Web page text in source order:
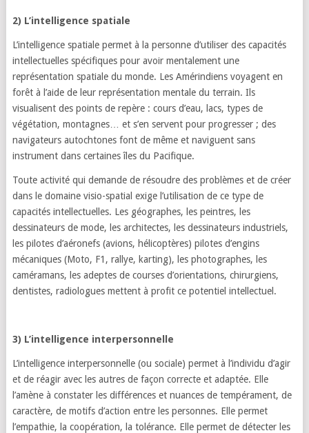
2) L’intelligence spatiale
L’intelligence spatiale permet à la personne d’utiliser des capacités
intellectuelles spécifiques pour avoir mentalement une
représentation spatiale du monde. Les Amérindiens voyagent en
forêt à l’aide de leur représentation mentale du terrain. Ils
visualisent des points de repère : cours d’eau, lacs, types de
végétation, montagnes… et s’en servent pour progresser ; des
navigateurs autochtones font de même et naviguent sans
instrument dans certaines îles du Pacifique.
Toute activité qui demande de résoudre des problèmes et de créer
dans le domaine visio-spatial exige l’utilisation de ce type de
capacités intellectuelles. Les géographes, les peintres, les
dessinateurs de mode, les architectes, les dessinateurs industriels,
les pilotes d’aéronefs (avions, hélicoptères) pilotes d’engins
mécaniques (Moto, F1, rallye, karting), les photographes, les
caméramans, les adeptes de courses d’orientations, chirurgiens,
dentistes, radiologues mettent à profit ce potentiel intellectuel.
3) L’intelligence interpersonnelle
L’intelligence interpersonnelle (ou sociale) permet à l’individu d’agir
et de réagir avec les autres de façon correcte et adaptée. Elle
l’amène à constater les différences et nuances de tempérament, de
caractère, de motifs d’action entre les personnes. Elle permet
l’empathie, la coopération, la tolérance. Elle permet de détecter les